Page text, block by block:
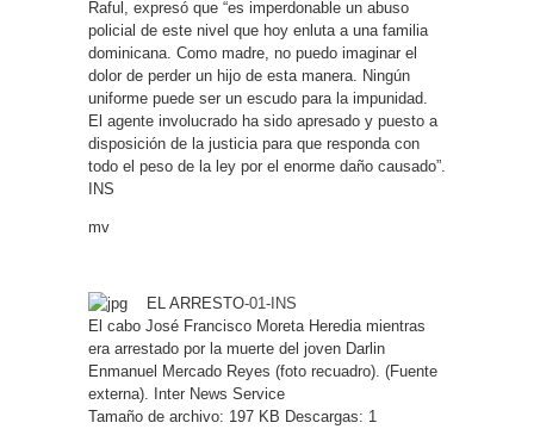
Raful, expresó que “es imperdonable un abuso
policial de este nivel que hoy enluta a una familia
dominicana. Como madre, no puedo imaginar el
dolor de perder un hijo de esta manera. Ningún
uniforme puede ser un escudo para la impunidad.
El agente involucrado ha sido apresado y puesto a
disposición de la justicia para que responda con
todo el peso de la ley por el enorme daño causado”.
INS
mv
EL ARRESTO-01-INS
El cabo José Francisco Moreta Heredia mientras
era arrestado por la muerte del joven Darlin
Enmanuel Mercado Reyes (foto recuadro). (Fuente
externa). Inter News Service
Tamaño de archivo: 197 KB Descargas: 1